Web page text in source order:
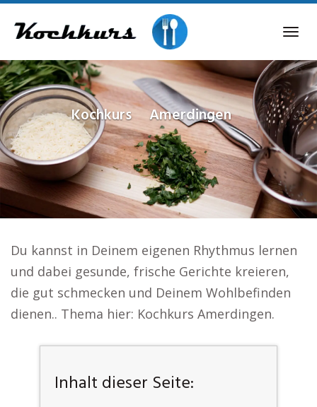
content
Kochkurs Amerdingen
Du kannst in Deinem eigenen Rhythmus lernen
und dabei gesunde, frische Gerichte kreieren,
die gut schmecken und Deinem Wohlbefinden
dienen.. Thema hier: Kochkurs Amerdingen.
Inhalt dieser Seite: